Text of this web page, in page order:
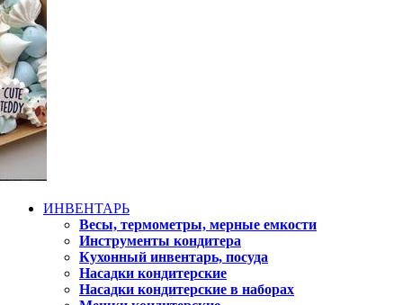
ИНВЕНТАРЬ
Весы, термометры, мерные емкости
Инструменты кондитера
Кухонный инвентарь, посуда
Насадки кондитерские
Насадки кондитерские в наборах